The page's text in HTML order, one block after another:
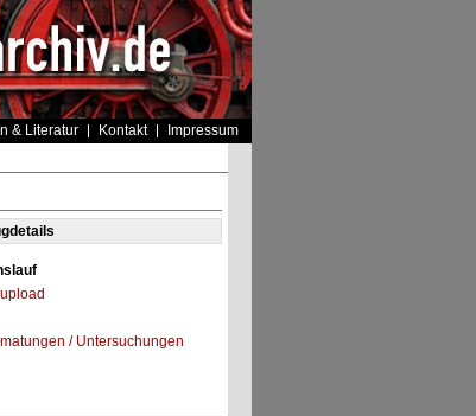
& Literatur Kontakt Impressum
/ Untersuchungen